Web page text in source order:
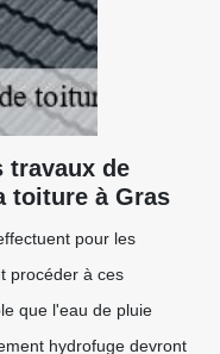
travaux de
toiture à Gras
pour les
procéder à ces
que l'eau de pluie
hydrofuge devront